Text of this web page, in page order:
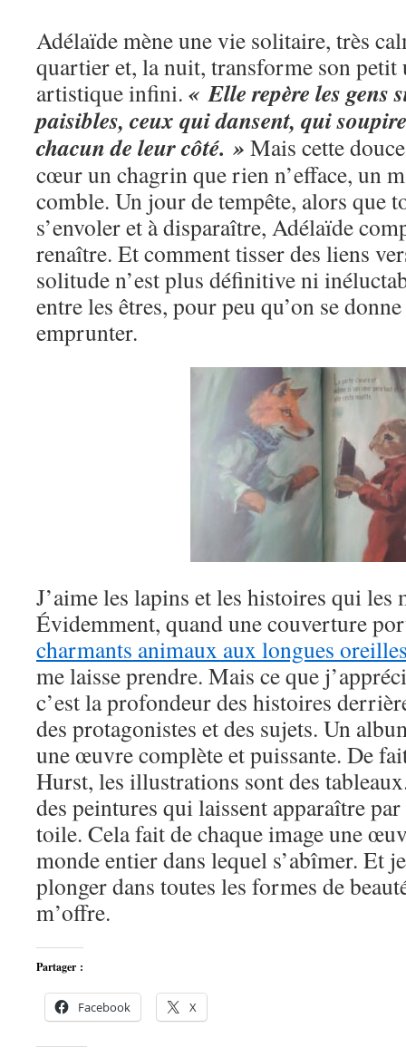
Adélaïde mène une vie solitaire, très
quartier et, la nuit, transforme son petit
artistique infini. « Elle repère les gens
paisibles, ceux qui dansent, qui
chacun de leur côté. » Mais cette
cœur un chagrin que rien n’efface, un
comble. Un jour de tempête, alors que
s’envoler et à disparaître, Adélaïde
renaître. Et comment tisser des liens
solitude n’est plus définitive ni
entre les êtres, pour peu qu’on se
emprunter.
J’aime les lapins et les histoires qui les
Évidemment, quand une couverture
charmants animaux aux longues
me laisse prendre. Mais ce que
c’est la profondeur des histoires
des protagonistes et des sujets. Un
une œuvre complète et puissante. De
Hurst, les illustrations sont des
des peintures qui laissent apparaître
toile. Cela fait de chaque image une
monde entier dans lequel s’abîmer. Et
plonger dans toutes les formes de
m’offre.
Partager :
Facebook X